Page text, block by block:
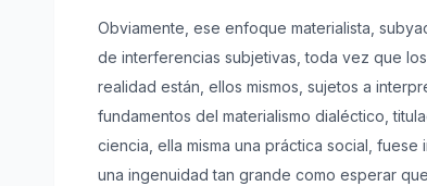
Obviamente, ese enfoque materialista,
de interferencias subjetivas, toda vez que
realidad están, ellos mismos, sujetos a
fundamentos del materialismo dialéctico,
ciencia, ella misma una práctica social,
una ingenuidad tan grande como esperar